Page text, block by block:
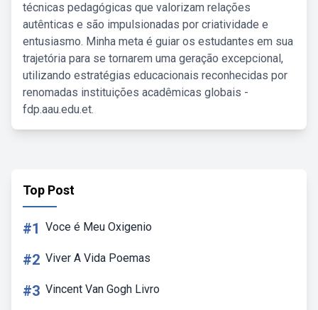
técnicas pedagógicas que valorizam relações
autênticas e são impulsionadas por criatividade e
entusiasmo. Minha meta é guiar os estudantes em sua
trajetória para se tornarem uma geração excepcional,
utilizando estratégias educacionais reconhecidas por
renomadas instituições acadêmicas globais -
fdp.aau.edu.et.
Top Post
#1 Voce é Meu Oxigenio
#2 Viver A Vida Poemas
#3 Vincent Van Gogh Livro